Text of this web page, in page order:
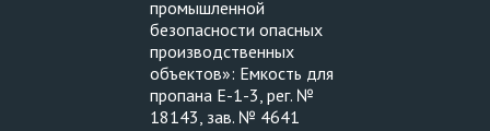
промышленной
безопасности опасных
производственных
объектов»: Емкость для
пропана Е-1-3, рег. №
18143, зав. № 4641